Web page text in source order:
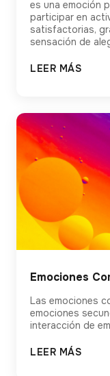
es una emoción
participar en
satisfactorias,
sensación de
LEER MÁS
Emociones
Las emociones
emociones
interacción de
LEER MÁS